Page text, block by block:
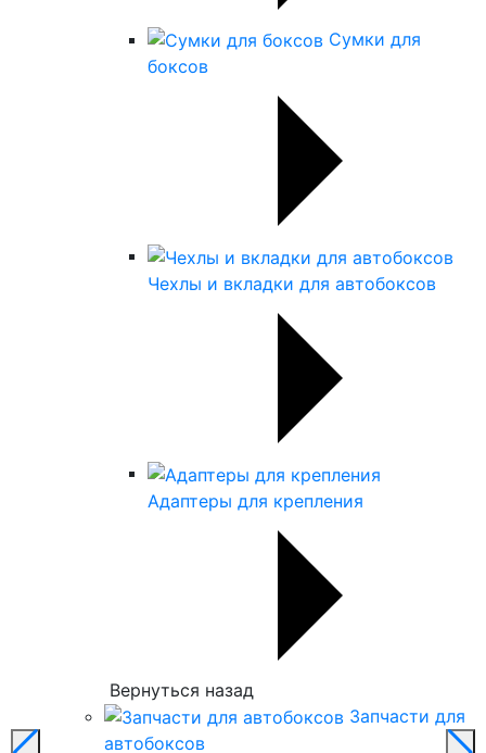
Сумки для
боксов
Чехлы и вкладки для автобоксов
Адаптеры для крепления
Вернуться назад
Запчасти для
автобоксов